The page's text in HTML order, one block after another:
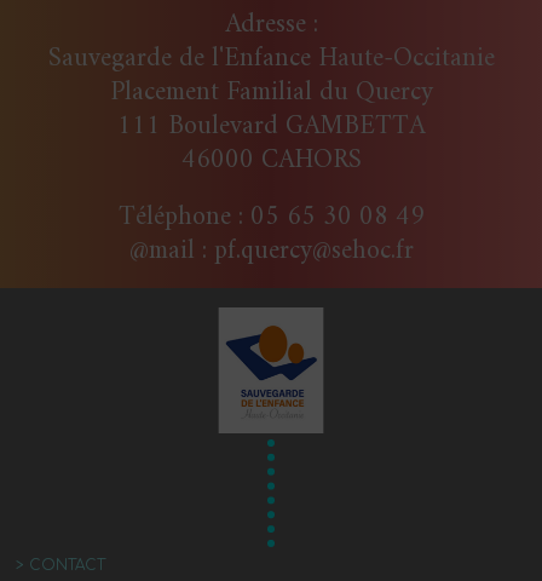
Adresse :
Sauvegarde de l'Enfance Haute-Occitanie
Placement Familial du Quercy
111 Boulevard GAMBETTA
46000 CAHORS
Téléphone : 05 65 30 08 49
@mail : pf.quercy@sehoc.fr
> CONTACT